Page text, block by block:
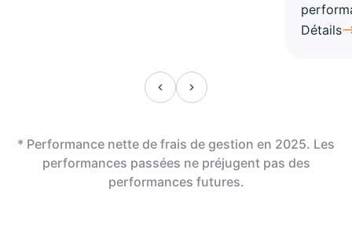
Détails
* Performance nette de frais de gestion en 2025. Les
performances passées ne préjugent pas des
performances futures.